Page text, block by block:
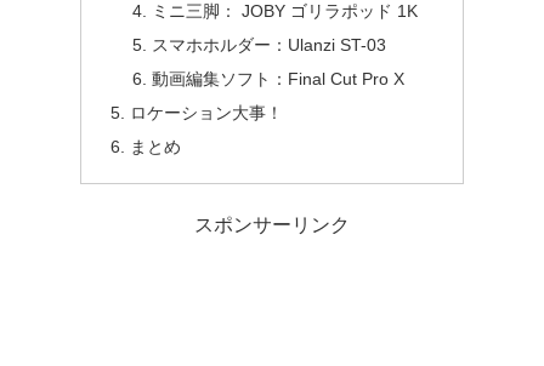
ミニ三脚： JOBY ゴリラポッド 1K
スマホホルダー：Ulanzi ST-03
動画編集ソフト：Final Cut Pro X
ロケーション大事！
まとめ
スポンサーリンク